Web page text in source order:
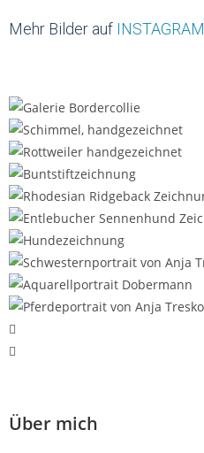
Mehr Bilder auf INSTAGRAM
Über mich